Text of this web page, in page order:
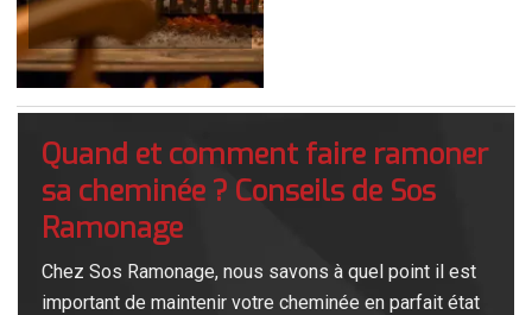
Quand et comment faire ramoner
sa cheminée ? Conseils de Sos
Ramonage
Chez Sos Ramonage, nous savons à quel point il est
important de maintenir votre cheminée en parfait état